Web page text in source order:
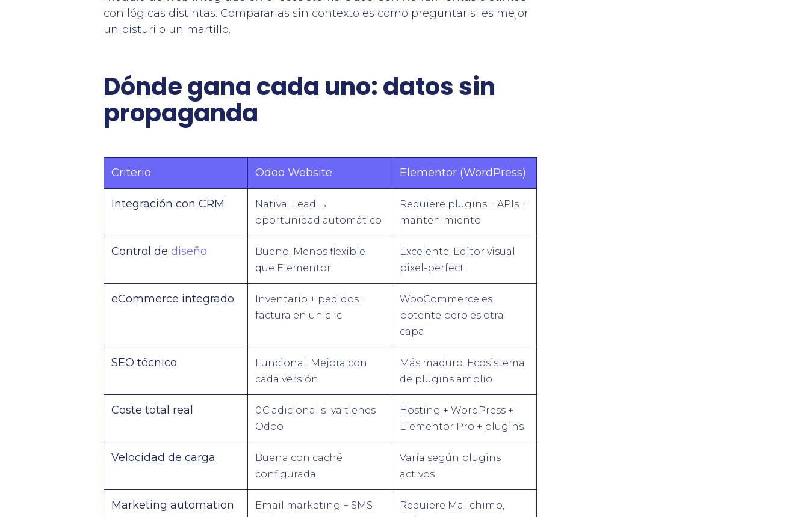
con lógicas distintas. Compararlas sin contexto es como preguntar si es mejor
un bisturí o un martillo.
Dónde gana cada uno: datos sin
propaganda
Criterio Odoo Website Elementor (WordPress)
Integración con CRM
Nativa. Lead →
oportunidad automático
Requiere plugins + APIs +
mantenimiento
Control de diseño
Bueno. Menos flexible
que Elementor
Excelente. Editor visual
pixel-perfect
eCommerce integrado
Inventario + pedidos +
factura en un clic
WooCommerce es
potente pero es otra
capa
SEO técnico
Funcional. Mejora con
cada versión
Más maduro. Ecosistema
de plugins amplio
Coste total real
0€ adicional si ya tienes
Odoo
Hosting + WordPress +
Elementor Pro + plugins
Velocidad de carga
Buena con caché
configurada
Varía según plugins
activos
Marketing automation
Email marketing + SMS
Requiere Mailchimp,